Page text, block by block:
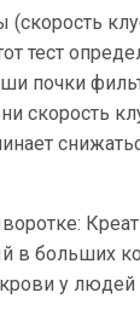
(скорость
тест
почки
скорость
в больших
у людей